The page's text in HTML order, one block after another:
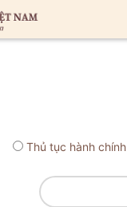
Thủ tục hành chính